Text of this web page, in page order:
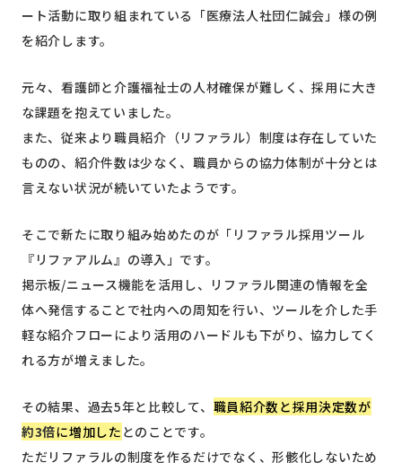
ート活動に取り組まれている「医療法人社団仁誠会」様の例
を紹介します。
元々、看護師と介護福祉士の人材確保が難しく、採用に大き
な課題を抱えていました。
また、従来より職員紹介（リファラル）制度は存在していた
ものの、紹介件数は少なく、職員からの協力体制が十分とは
言えない状況が続いていたようです。
そこで新たに取り組み始めたのが「リファラル採用ツール
『リファアルム』の導入」です。
掲示板/ニュース機能を活用し、リファラル関連の情報を全
体へ発信することで社内への周知を行い、ツールを介した手
軽な紹介フローにより活用のハードルも下がり、協力してく
れる方が増えました。
その結果、過去5年と比較して、 職員紹介数と採用決定数が
約3倍に増加した とのことです。
ただリファラルの制度を作るだけでなく、形骸化しないため